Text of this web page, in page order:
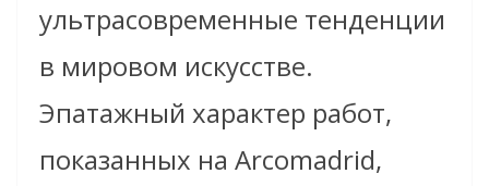
ультрасовременные тенденции
в мировом искусстве.
Эпатажный характер работ,
показанных на Arcomadrid,